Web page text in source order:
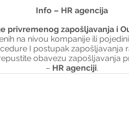
Info – HR agencija
privremenog zapošljavanja i
na nivou kompanije ili
I postupak zapošljavanja
obavezu zapošljavanja
– HR agenciji.